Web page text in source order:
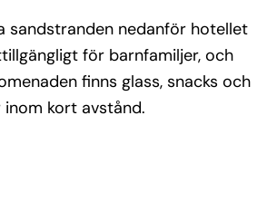
sandstranden nedanför hotellet
för barnfamiljer, och
finns glass, snacks och
kort avstånd.